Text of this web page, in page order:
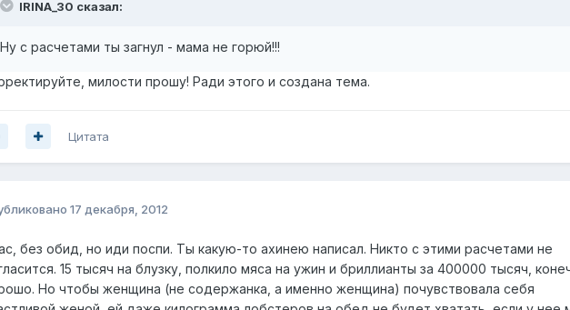
IRINA_30 сказал:
Ну с расчетами ты загнул - мама не горюй!!!
милости прошу! Ради этого и создана тема.
Цитата
17 декабря, 2012
без обид, но иди поспи. Ты какую-то ахинею написал. Никто с этими расчетами не
15 тысяч на блузку, полкило мяса на ужин и бриллианты за 400000 тысяч,
Но чтобы женщина (не содержанка, а именно женщина) почувствовала себя